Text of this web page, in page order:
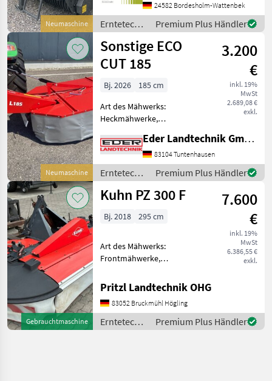
Neumaschine
Presskammerdurchmesser
1, 25 m Presskammerbreite
1, 20 m / in
Serienausrüstung: Pickup:
Aufnahmebreite
24582 Bordesholm-Wattenbek
Erntetechnik
Grünland /
Claas
Premium Plus Händler
Neumaschine
Sonstige ECO
CUT 185
3.200
€
inkl. 19%
MwSt
2.689,08 €
exkl.
Bj. 2026
185 cm
Art des Mähwerks:
Heckmähwerke,
Rückschwenkung: mech.
Rückschwenkung,
Schnitthöhenverstellung
mechanische
Anfahrsicherung mit
hydraulischer Aushebun
Eder Landtechnik GmbH
83104 Tuntenhausen
Erntetechnik
Grünland /
Sonstige
Premium Plus Händler
Gebrauchtmaschine
Kuhn PZ 300 F
7.600
€
inkl. 19%
MwSt
6.386,55 €
exkl.
Bj. 2018 295 cm
Art des Mähwerks:
Frontmähwerke,
Schnitthöhenverstellung
sofort einsatzbereit sehr
leichtzügig Arbeitsbreite 2,
95 m Antriebssatz
1000U/min. 4 Tromm
Pritzl Landtechnik OHG
83052 Bruckmühl Högling
Erntetechnik
Grünland /
Premium Plus Händler